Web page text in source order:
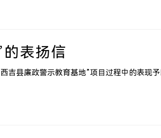
表扬信
吉县廉政警示教育基地”项目过程中的表现